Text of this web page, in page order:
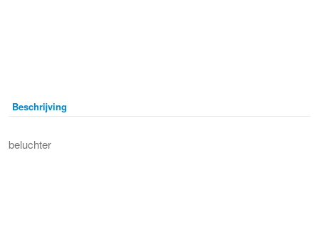
Beschrijving
beluchter